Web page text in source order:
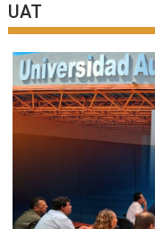
UAT